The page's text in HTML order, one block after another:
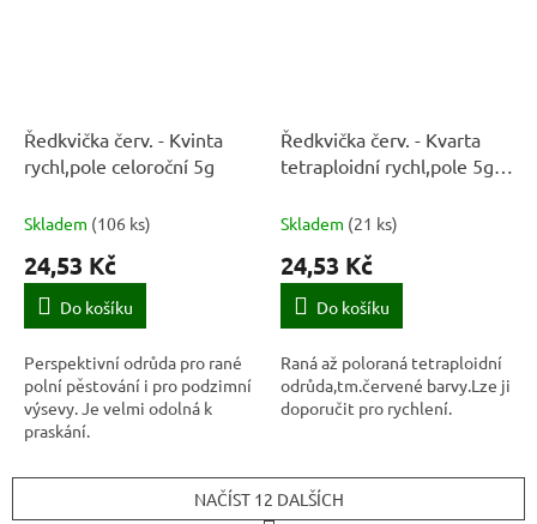
Ředkvička červ. - Kvinta
rychl,pole celoroční 5g
Skladem (106 ks)
24,53 Kč
Do košíku
Perspektivní odrůda pro rané
polní pěstování i pro podzimní
výsevy. Je velmi odolná k
praskání.
Ředkvička červ. - Kvarta
tetraploidní rychl,pole 5g -
Skladem (21 ks)
24,53 Kč
Do košíku
Raná až poloraná tetraploidní
odrůda,tm.červené barvy.Lze ji
doporučit pro rychlení.
NAČÍST 12 DALŠÍCH